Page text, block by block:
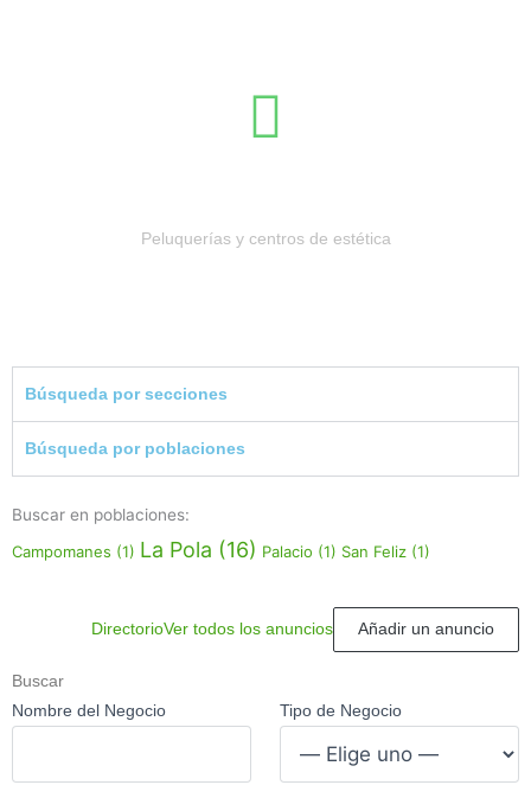
Peluquerías y centros de estética
Búsqueda por secciones
Búsqueda por poblaciones
Buscar en poblaciones:
Campomanes (1) La Pola (16) Palacio (1) San Feliz (1)
DirectorioVer todos los anuncios Añadir un anuncio
Buscar
Nombre del Negocio
Tipo de Negocio